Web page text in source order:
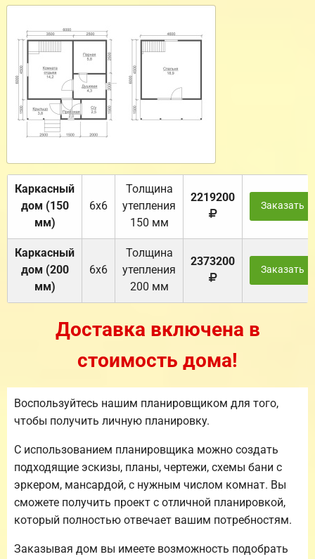
Каркасный
дом (150
мм)
6х6
Толщина
утепления
150 мм
2219200
Заказать
Каркасный
дом (200
мм)
6х6
Толщина
утепления
200 мм
2373200
Заказать
Доставка включена в
стоимость дома!
Воспользуйтесь нашим планировщиком для того,
чтобы получить личную планировку.
С использованием планировщика можно создать
подходящие эскизы, планы, чертежи, схемы бани с
эркером, мансардой, с нужным числом комнат. Вы
сможете получить проект с отличной планировкой,
который полностью отвечает вашим потребностям.
Заказывая дом вы имеете возможность подобрать